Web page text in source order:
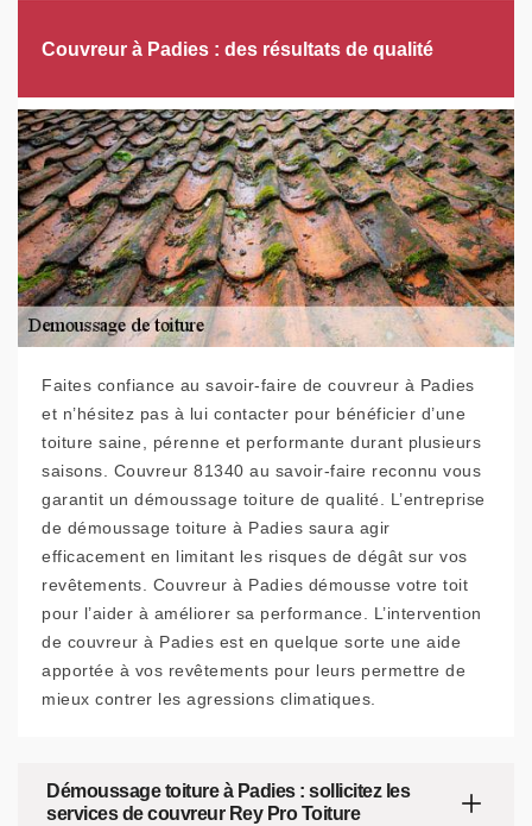
Couvreur à Padies : des résultats de qualité
Faites confiance au savoir-faire de couvreur à Padies
et n’hésitez pas à lui contacter pour bénéficier d’une
toiture saine, pérenne et performante durant plusieurs
saisons. Couvreur 81340 au savoir-faire reconnu vous
garantit un démoussage toiture de qualité. L’entreprise
de démoussage toiture à Padies saura agir
efficacement en limitant les risques de dégât sur vos
revêtements. Couvreur à Padies démousse votre toit
pour l’aider à améliorer sa performance. L’intervention
de couvreur à Padies est en quelque sorte une aide
apportée à vos revêtements pour leurs permettre de
mieux contrer les agressions climatiques.
Démoussage toiture à Padies : sollicitez les
services de couvreur Rey Pro Toiture